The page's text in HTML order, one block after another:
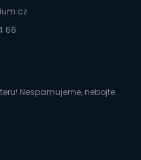
66
Nespamujeme, nebojte.